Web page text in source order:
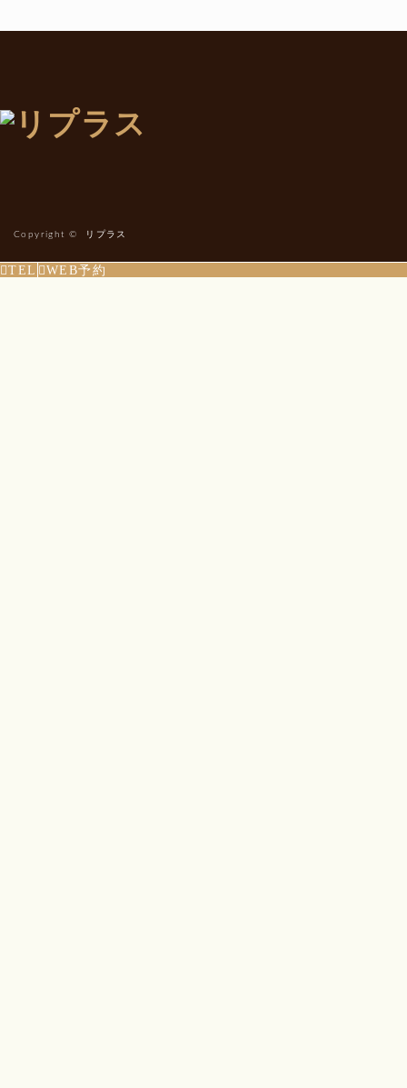
Copyright © リプラス
TEL WEB予約